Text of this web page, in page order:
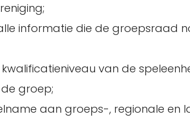
informatie die de groepsraad
van de
groep;
aan groeps-, regionale en